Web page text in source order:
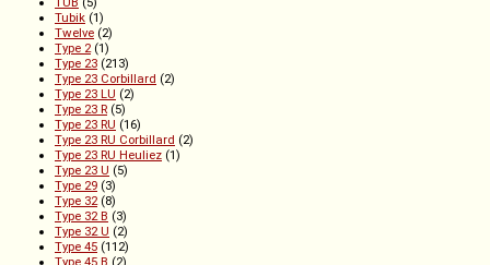
Tubik (1)
Twelve (2)
Type 2 (1)
Type 23 (213)
Type 23 Corbillard (2)
Type 23 LU (2)
Type 23 R (5)
Type 23 RU (16)
Type 23 RU Corbillard (2)
Type 23 RU Heuliez (1)
Type 23 U (5)
Type 29 (3)
Type 32 (8)
Type 32 B (3)
Type 32 U (2)
Type 45 (112)
Type 45 B (2)